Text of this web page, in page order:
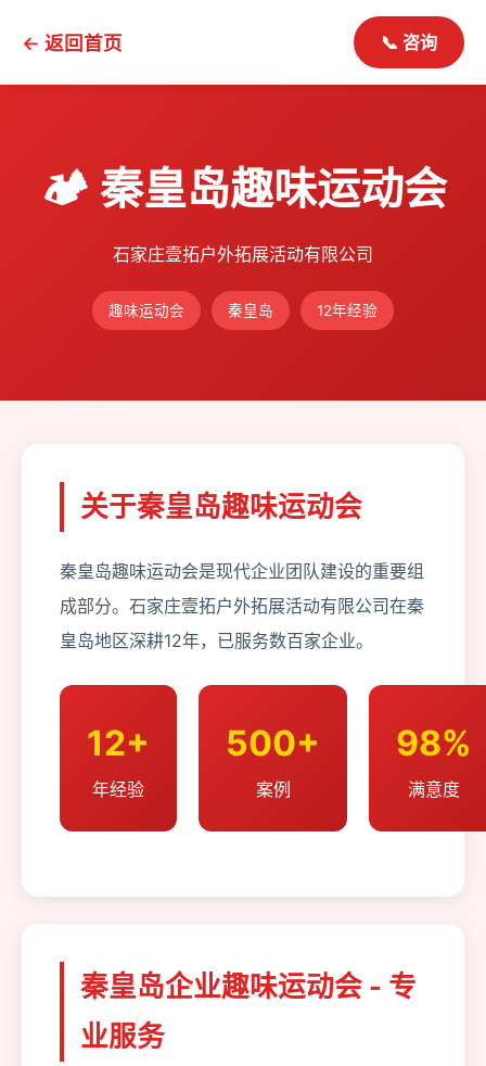
← 返回首页 📞 咨询
🏕️ 秦皇岛趣味运动会
石家庄壹拓户外拓展活动有限公司
趣味运动会 秦皇岛 12年经验
关于秦皇岛趣味运动会
秦皇岛趣味运动会是现代企业团队建设的重要组
成部分。石家庄壹拓户外拓展活动有限公司在秦
皇岛地区深耕12年，已服务数百家企业。
12+
年经验
500+
案例
98%
满意度
秦皇岛企业趣味运动会 - 专
业服务